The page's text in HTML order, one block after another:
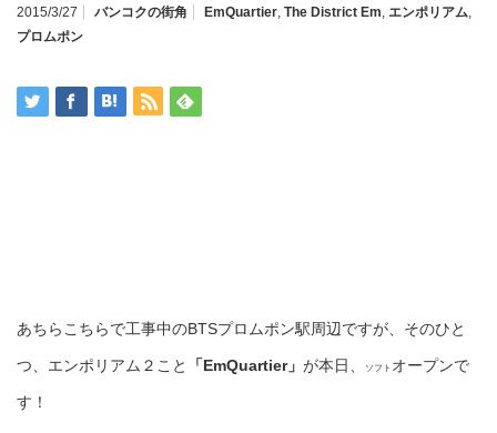
2015/3/27 バンコクの街角 EmQuartier, The District Em, エンポリアム,
プロムポン
あちらこちらで工事中のBTSプロムポン駅周辺ですが、そのひと
つ、エンポリアム２こと 「EmQuartier」 が本日、 ソフト オープンで
す！